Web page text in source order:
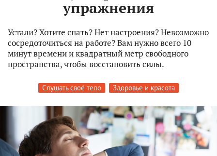
упражнения
Устали? Хотите спать? Нет настроения? Невозможно
сосредоточиться на работе? Вам нужно всего 10
минут времени и квадратный метр свободного
пространства, чтобы восстановить силы.
Слушать своё тело Здоровье и красота